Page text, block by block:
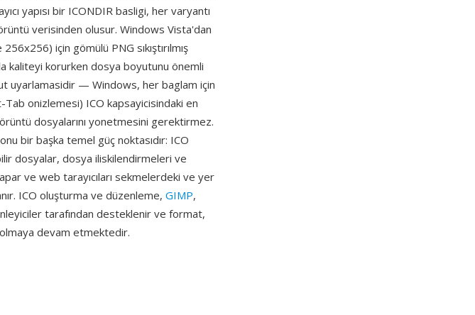
yapısı bir ICONDIR basligi, her varyantı
verisinden olusur. Windows Vista'dan
için gömülü PNG sıkıştırılmış
kaliteyi korurken dosya boyutunu önemli
uyarlamasidir — Windows, her baglam için
onizlemesi) ICO kapsayicisindaki en
dosyalarını yonetmesini gerektirmez.
bir başka temel güç noktasıdır: ICO
dosyalar, dosya iliskilendirmeleri ve
ve web tarayıcıları sekmelerdeki ve yer
ICO oluşturma ve düzenleme, GIMP,
tarafından desteklenir ve format,
devam etmektedir.